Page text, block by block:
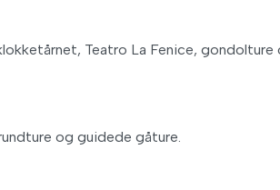
Teatro La Fenice, gondolture
og guidede gåture.